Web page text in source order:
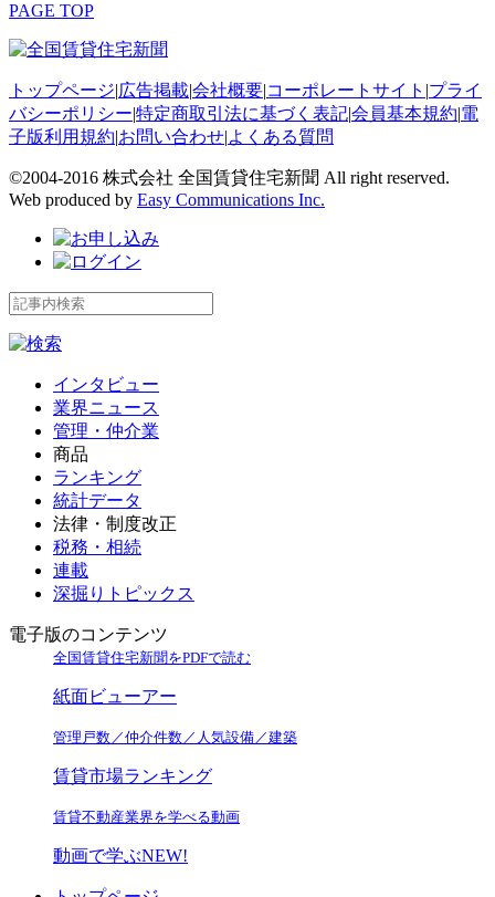
PAGE TOP
トップページ|広告掲載|会社概要|コーポレートサイト |プライ
バシーポリシー|特定商取引法に基づく表記|会員基本規約|電
子版利用規約|お問い合わせ|よくある質問
©2004-2016 株式会社 全国賃貸住宅新聞 All right reserved.
Web produced by Easy Communications Inc.
インタビュー
業界ニュース
管理・仲介業
商品
ランキング
統計データ
法律・制度改正
税務・相続
連載
深掘りトピックス
電子版のコンテンツ
全国賃貸住宅新聞をPDFで読む
紙面ビューアー
管理戸数／仲介件数／人気設備／建築
賃貸市場ランキング
賃貸不動産業界を学べる動画
動画で学ぶNEW!